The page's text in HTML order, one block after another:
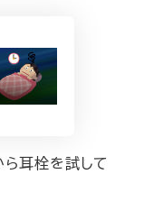
耳栓を試して